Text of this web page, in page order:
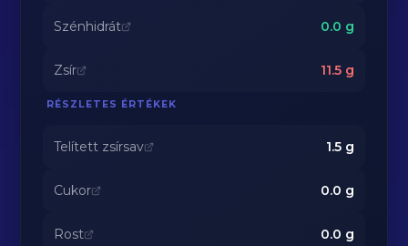
Szénhidrát 0.0 g
Zsír 11.5g
RÉSZLETES ÉRTÉKEK
Telített zsírsav 1.5g
Cukor 0.0 g
Rost 0.0 g